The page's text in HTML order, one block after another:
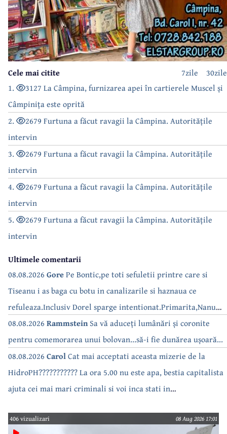
30zile
7zile
Cele mai citite
1.
3127 La Câmpina, furnizarea apei în cartierele Muscel și
Câmpinița este oprită
2.
2679 Furtuna a făcut ravagii la Câmpina. Autoritățile
intervin
3.
2679 Furtuna a făcut ravagii la Câmpina. Autoritățile
intervin
4.
2679 Furtuna a făcut ravagii la Câmpina. Autoritățile
intervin
5.
2679 Furtuna a făcut ravagii la Câmpina. Autoritățile
intervin
Ultimele comentarii
08.08.2026 GorePe Bontic,pe toti sefuletii printre care si
Tiseanu i as baga cu botu in canalizarile si haznaua ce
refuleaza.Inclusiv Dorel sparge intentionat.Primarita,Nanu
bea apa de la robinet.Asta as intreba o si pe Izabel Mitrea
08.08.2026 RammsteinSa vă aduceți lumânări și coronite
pentru comemorarea unui bolovan...să-i fie dunărea ușoară...
08.08.2026 CarolCat mai acceptati aceasta mizerie de la
HidroPH??????????? La ora 5.00 nu este apa, bestia capitalista
ajuta cei mai mari criminali si voi inca stati in
406 vizualizari 08 Aug 2026 17:01